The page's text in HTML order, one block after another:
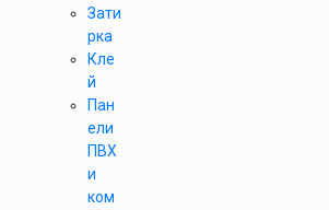
Зати
рка
Кле
й
Пан
ели
ПВХ
и
ком